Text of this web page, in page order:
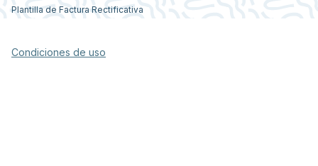
Plantilla de Factura Rectificativa
Condiciones de uso